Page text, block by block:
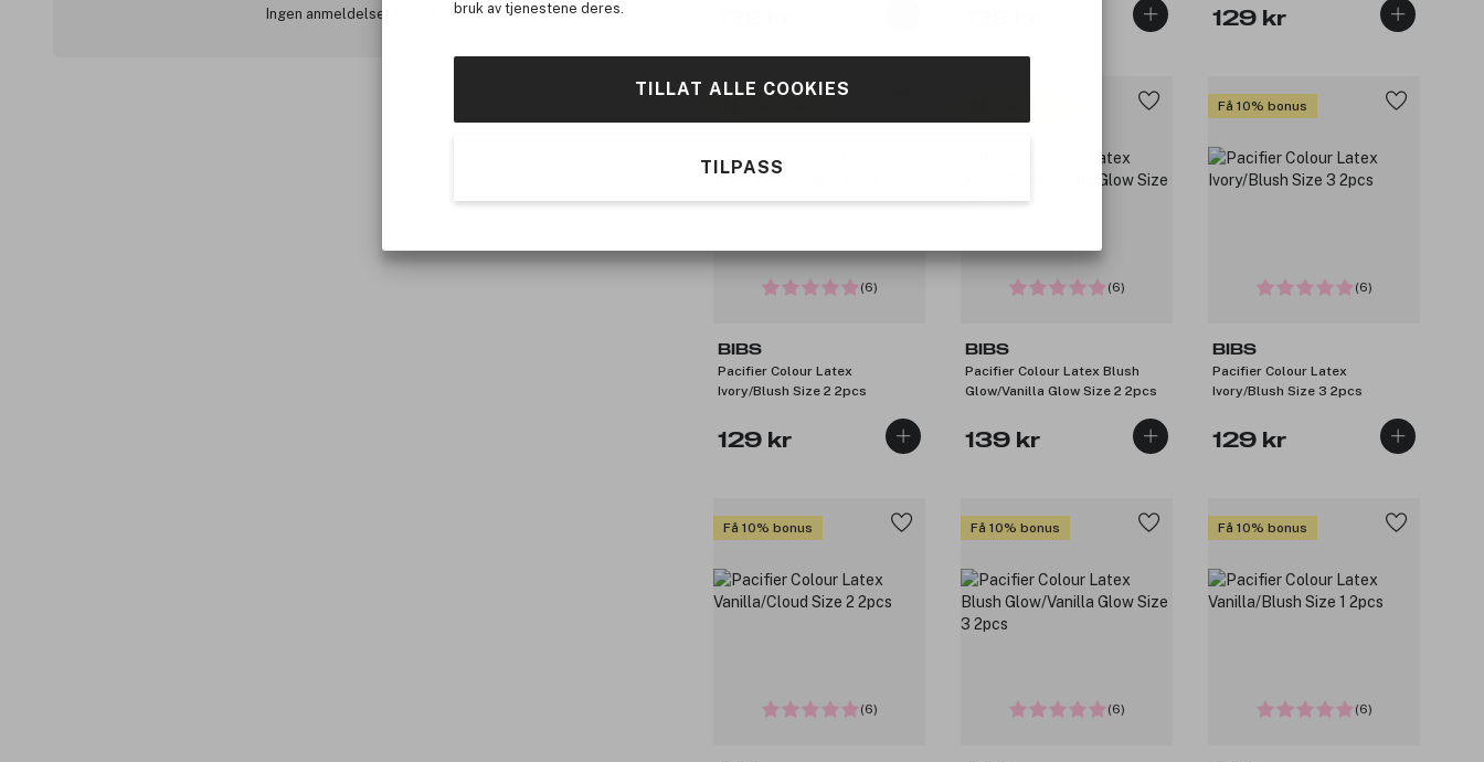
bruk av tjenestene deres.
TILLAT ALLE COOKIES
TILPASS
129 kr
(6)
BIBS
Pacifier Colour Latex
Ivory/Blush Size 2 2pcs
129 kr
(6)
BIBS
Pacifier Colour Latex Blush
Glow/Vanilla Glow Size 2 2pcs
139 kr
Få 10% bonus
(6)
BIBS
Pacifier Colour Latex
Ivory/Blush Size 3 2pcs
129 kr
Få 10% bonus
(6)
Få 10% bonus
(6)
Få 10% bonus
(6)
Ingen anmeldelser funnet